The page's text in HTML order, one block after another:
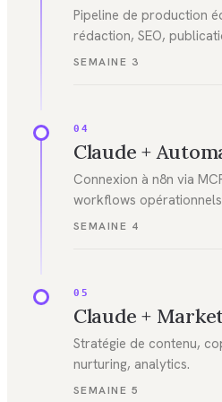
Pipeline de production
rédaction, SEO,
SEMAINE 3
04
Claude +
Connexion à n8n via
workflows
SEMAINE 4
05
Claude +
Stratégie de contenu,
nurturing, analytics.
SEMAINE 5